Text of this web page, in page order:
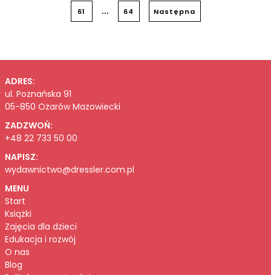
61 ... 64 Następna
ADRES:
ul. Poznańska 91
05-850 Ożarów Mazowiecki
ZADZWOŃ:
+48 22 733 50 00
NAPISZ:
wydawnictwo@dressler.com.pl
MENU
Start
Książki
Zajęcia dla dzieci
Edukacja i rozwój
O nas
Blog